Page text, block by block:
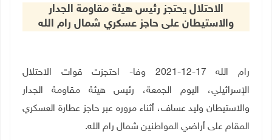
الاحتلال يحتجز رئيس هيئة مقاومة الجدار
والاستيطان على حاجز عسكري شمال رام الله
رام الله 17-12-2021 وفا- احتجزت قوات الاحتلال
الإسرائيلي، اليوم الجمعة، رئيس هيئة مقاومة الجدار
والاستيطان وليد عساف، أثناء مروره عبر حاجز عطارة العسكري
المقام على أراضي المواطنين شمال رام الله.